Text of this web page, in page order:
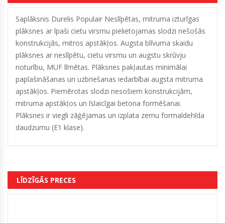
Saplāksnis Durelis Populair Neslīpētas, mitruma izturīgas
plāksnes ar īpaši cietu virsmu pielietojamas slodzi nešošās
konstrukcijās, mitros apstākļos. Augsta blīvuma skaidu
plāksnes ar neslīpētu, cietu virsmu un augstu skrūvju
noturību, MUF līmētas. Plāksnes pakļautas minimālai
paplašināšanas un uzbriešanas iedarbībai augsta mitruma
apstākļos. Piemērotas slodzi nesošiem konstrukcijām,
mitruma apstākļos un īslaicīgai betona formēšanai.
Plāksnes ir viegli zāģējamas un izplata zemu formaldehīda
daudzumu (E1 klase).
LĪDZĪGĀS PRECES